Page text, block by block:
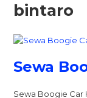
bintaro
Sewa
Sewa Boogie Car